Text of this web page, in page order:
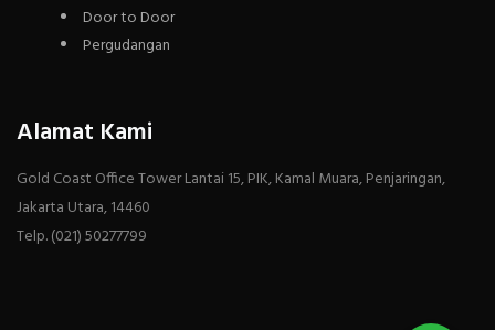
Door to Door
Pergudangan
Alamat Kami
Gold Coast Office Tower Lantai 15, PIK, Kamal Muara, Penjaringan,
Jakarta Utara, 14460
Telp. (021) 50277799